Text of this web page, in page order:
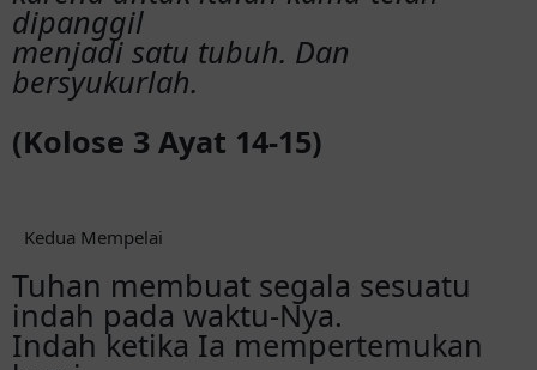
dipanggil
menjadi satu tubuh. Dan
bersyukurlah.
(Kolose 3 Ayat 14-15)
Kedua Mempelai
Tuhan membuat segala sesuatu
indah pada waktu-Nya.
Indah ketika Ia mempertemukan